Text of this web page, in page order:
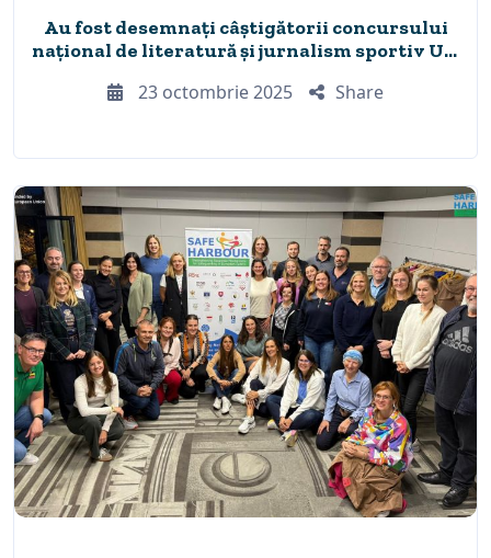
Au fost desemnați câștigătorii concursului
național de literatură și jurnalism sportiv UN
23 octombrie 2025 Share